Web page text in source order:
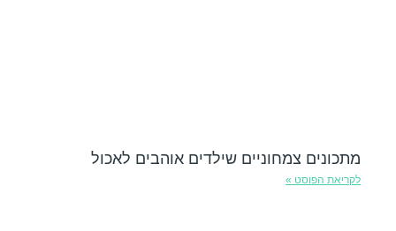
מתכונים צמחוניים שילדים אוהבים לאכול
לקריאת הפוסט »